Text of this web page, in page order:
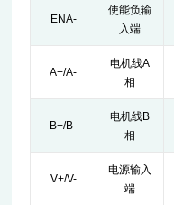
ENA-
使能负输
入端
A+/A-
电机线A
相
B+/B-
电机线B
相
V+/V-
电源输入
端